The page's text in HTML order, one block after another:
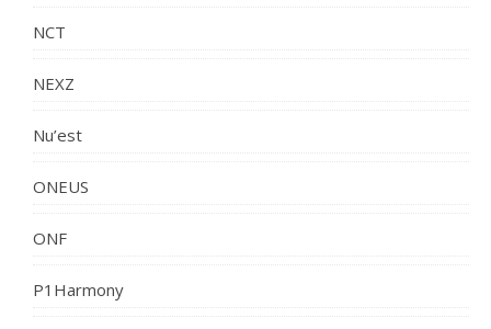
NCT
NEXZ
Nu’est
ONEUS
ONF
P1Harmony